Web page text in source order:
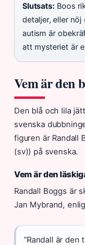
Slutsats: Boos
detaljer, eller nöj
autism är
att mysteriet är
Vem är den
Den blå och lila
svenska
figuren är Randall
(sv)) på svenska.
Vem är den
Randall Boggs är
Jan Mybrand,
”Randall är